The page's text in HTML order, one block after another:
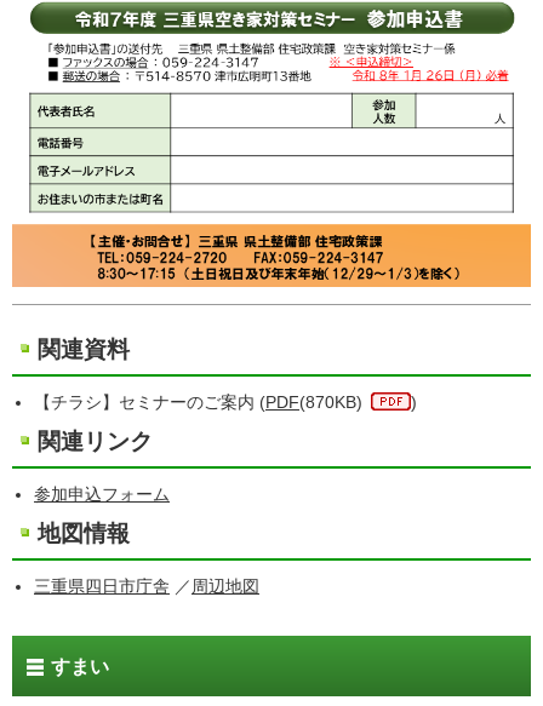
関連資料
【チラシ】セミナーのご案内 (PDF(870KB) )
関連リンク
参加申込フォーム
地図情報
三重県四日市庁舎 ／周辺地図
すまい